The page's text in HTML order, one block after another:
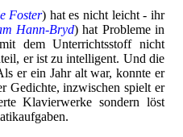
Foster) hat es nicht leicht - ihr
Hann-Bryd) hat Probleme in
dem Unterrichtsstoff nicht
er ist zu intelligent. Und die
er ein Jahr alt war, konnte er
Gedichte, inzwischen spielt er
Klavierwerke sondern löst